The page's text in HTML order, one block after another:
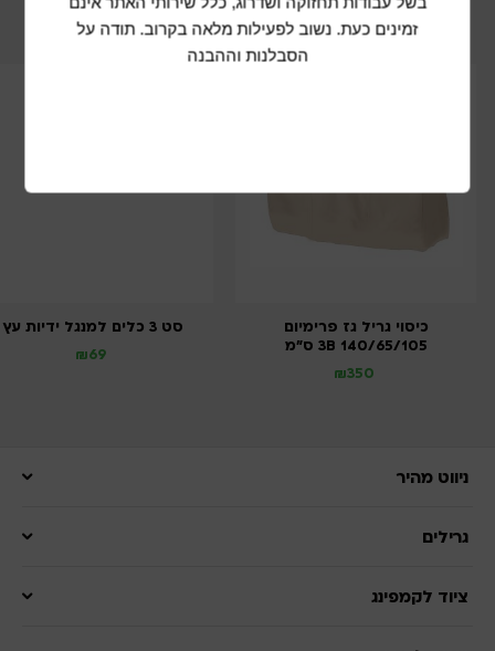
מוצרים נוספים שיכולים להתאים לכם
כיסוי גריל גז פרימיום
140/65/105 3B ס”מ
350
₪
סט 3 כלים למנגל ידיות עץ
69
₪
ניווט מהיר
גרילים
ציוד לקמפינג
זמינים כעת. נשוב לפעילות מלאה בקרוב. תודה על
הסבלנות וההבנה